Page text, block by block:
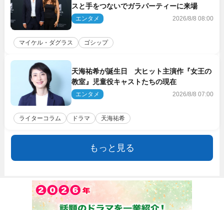
スと手をつないでガラパーティーに来場
エンタメ 2026/8/8 08:00
マイケル・ダグラス ゴシップ
天海祐希が誕生日 大ヒット主演作『女王の
教室』児童役キャストたちの現在
エンタメ 2026/8/8 07:00
ライターコラム ドラマ 天海祐希
もっと見る